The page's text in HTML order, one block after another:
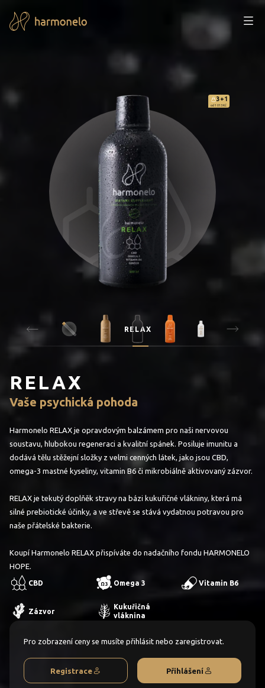
3+1
od 1 013 Kč
RELAX
RELAX
Vaše psychická pohoda
Harmonelo RELAX je opravdovým balzámem pro naši nervovou
soustavu, hlubokou regeneraci a kvalitní spánek. Posiluje imunitu a
dodává tělu stěžejní složky z velmi cenných látek, jako jsou CBD,
omega-3 mastné kyseliny, vitamin B6 či mikrobiálně aktivovaný zázvor.
RELAX je tekutý doplňěk stravy na bázi kukuřičné vlákniny, která má
silné prebiotické účinky, a ve střevě se stává vydatnou potravou pro
naše přátelské bakterie.
Koupí Harmonelo RELAX přispíváte do nadačního fondu HARMONELO
HOPE.
CBD Omega 3 Vitamin B6
Zázvor
Kukuřičná
vláknina
Pro zobrazení ceny se musíte přihlásit nebo zaregistrovat.
Registrace Přihlášení